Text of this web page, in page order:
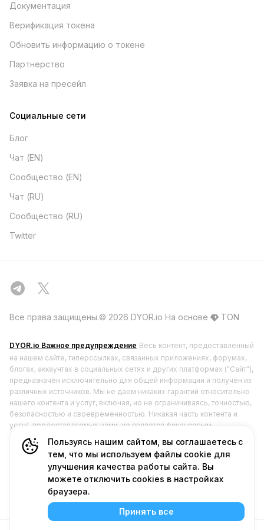
Пользуясь нашим сайтом, вы соглашаетесь с
тем, что мы используем файлы cookie для
улучшения качества работы сайта. Вы
можете отключить cookies в настройках
браузера.
Принять все
Документация
Верификация токена
Обновить информацию о токене
Партнерство
Заявка на пресейл
Социальные сети
Блог
Чат (EN)
Сообщество (EN)
Чат (RU)
Сообщество (RU)
Twitter
Все права защищены.©️ 2026 DYOR.io На основе TON
DYOR.io Важное предупреждение Весь контент, предоставленный
на нашем сайте, гиперссылках, связанных приложениях, форумах,
блогах, аккаунтах в социальных сетях и других платформах ("Сайт"),
предназначен исключительно для общей информации и получен из
различных источников. Мы не даем никаких гарантий относительно
нашего контента и услуг, включая, но не ограничиваясь, точностью,
безопасностью и своевременностью. Никакая часть контента и
услуг, предоставляемых нами, не является финансовым,
юридическим или любым другим видом консультации,
предназначенной для вашего конкретного использования в каких-
либо целях. DYOR.io не имеет лицензий от финансовых
регулирующих органов и не занимается ценными бумагами и не
продвигает их. Любое использование или полагание на наш контент
и услуги осуществляется исключительно на ваш страх и риск. Вы
должны проводить собственное исследование, анализ, проверку и
анализировать наш контент и услуги перед тем, как полагаться на